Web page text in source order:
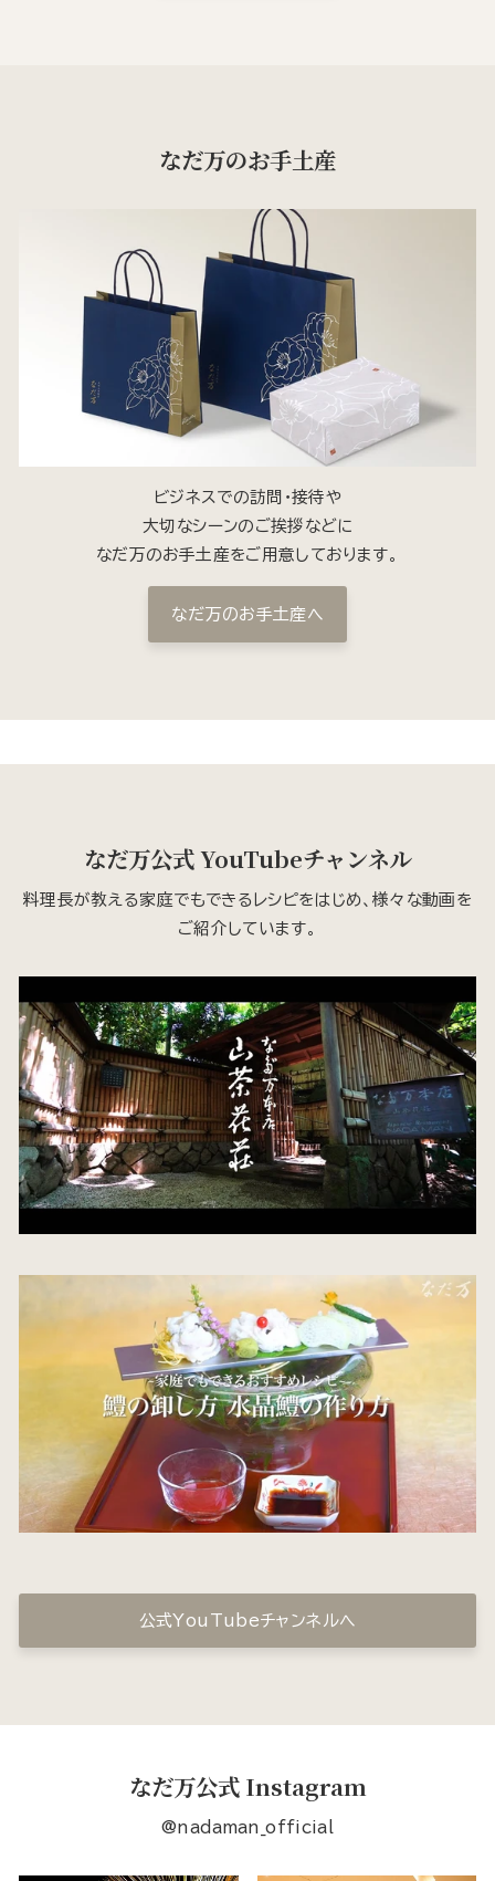
なだ万のお手土産
ビジネスでの訪問・接待や
大切なシーンのご挨拶などに
なだ万のお手土産をご用意しております。
なだ万のお手土産へ
なだ万公式 YouTubeチャンネル
料理長が教える家庭でもできるレシピをはじめ、様々な動画を
ご紹介しています。
公式YouTubeチャンネルへ
なだ万公式 Instagram
@nadaman_official